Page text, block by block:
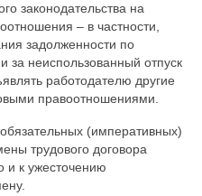
законодательства на
– в частности,
задолженности по
за неиспользованный отпуск
работодателю другие
правоотношениями.
(императивных)
трудового договора
и к ужесточению